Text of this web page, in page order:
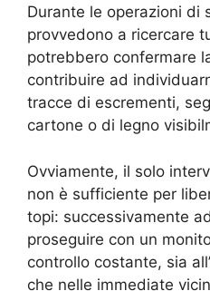
Durante le operazioni di
provvedono a ricercare
potrebbero confermare
contribuire ad
tracce di escrementi,
cartone o di legno
Ovviamente, il solo
non è sufficiente per
topi: successivamente
proseguire con un
controllo costante, sia
che nelle immediate